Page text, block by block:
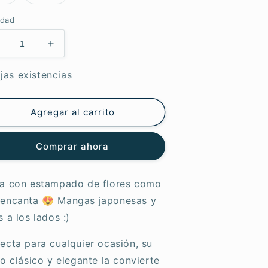
no
disponible
Aumentar
cantidad
para
Sinfonía
de
Pétalos
existencias
Agregar al carrito
Comprar ahora
con estampado de flores como
😍 Mangas japonesas y
a los lados :)
para cualquier ocasión, su
clásico y elegante la convierte